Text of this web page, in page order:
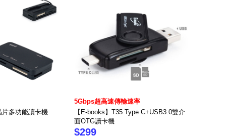
多功能讀卡機
5Gbps超高速傳輸速率
【E-books】T35 Type C+USB3.0雙介
面OTG讀卡機
$299